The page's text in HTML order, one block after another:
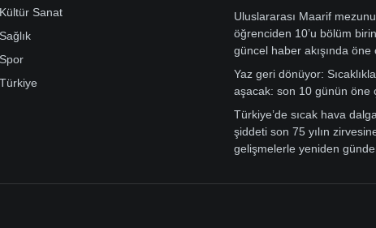
Kültür Sanat
Sağlık
Spor
Türkiye
Uluslararası Maarif
öğrenciden 10’u bölüm
güncel haber akışında öne
Yaz geri dönüyor:
aşacak: son 10 günün öne
Türkiye’de sıcak hava
şiddeti son 75 yılın
gelişmelerle yeniden